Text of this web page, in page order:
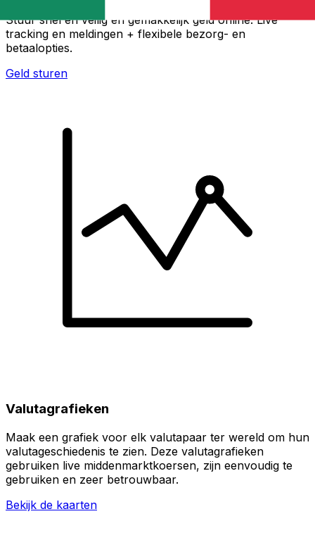
Stuur snel en veilig en gemakkelijk geld online. Live
tracking en meldingen + flexibele bezorg- en
betaalopties.
Geld sturen
Valutagrafieken
Maak een grafiek voor elk valutapaar ter wereld om hun
valutageschiedenis te zien. Deze valutagrafieken
gebruiken live middenmarktkoersen, zijn eenvoudig te
gebruiken en zeer betrouwbaar.
Bekijk de kaarten